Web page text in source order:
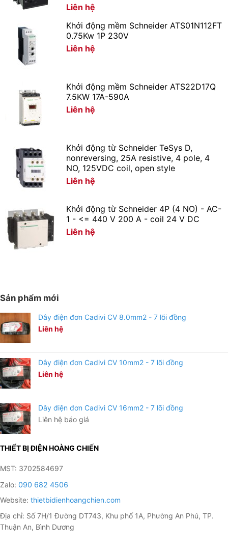
Liên hệ
Khởi động mềm Schneider ATS01N112FT
0.75Kw 1P 230V
Liên hệ
Khởi động mềm Schneider ATS22D17Q
7.5KW 17A-590A
Liên hệ
Khởi động từ Schneider TeSys D,
nonreversing, 25A resistive, 4 pole, 4
NO, 125VDC coil, open style
Liên hệ
Khởi động từ Schneider 4P (4 NO) - AC-
1 - <= 440 V 200 A - coil 24 V DC
Liên hệ
Sản phẩm mới
Dây điện đơn Cadivi CV 8.0mm2 - 7 lõi đồng
Liên hệ
Dây điện đơn Cadivi CV 10mm2 - 7 lõi đồng
Liên hệ
Dây điện đơn Cadivi CV 16mm2 - 7 lõi đồng
Liên hệ báo giá
THIẾT BỊ ĐIỆN HOÀNG CHIẾN
MST: 3702584697
Zalo: 090 682 4506
Website: thietbidienhoangchien.com
Địa chỉ: Số 7H/1 Đường DT743, Khu phố 1A, Phường An Phú, TP.
Thuận An, Bình Dương